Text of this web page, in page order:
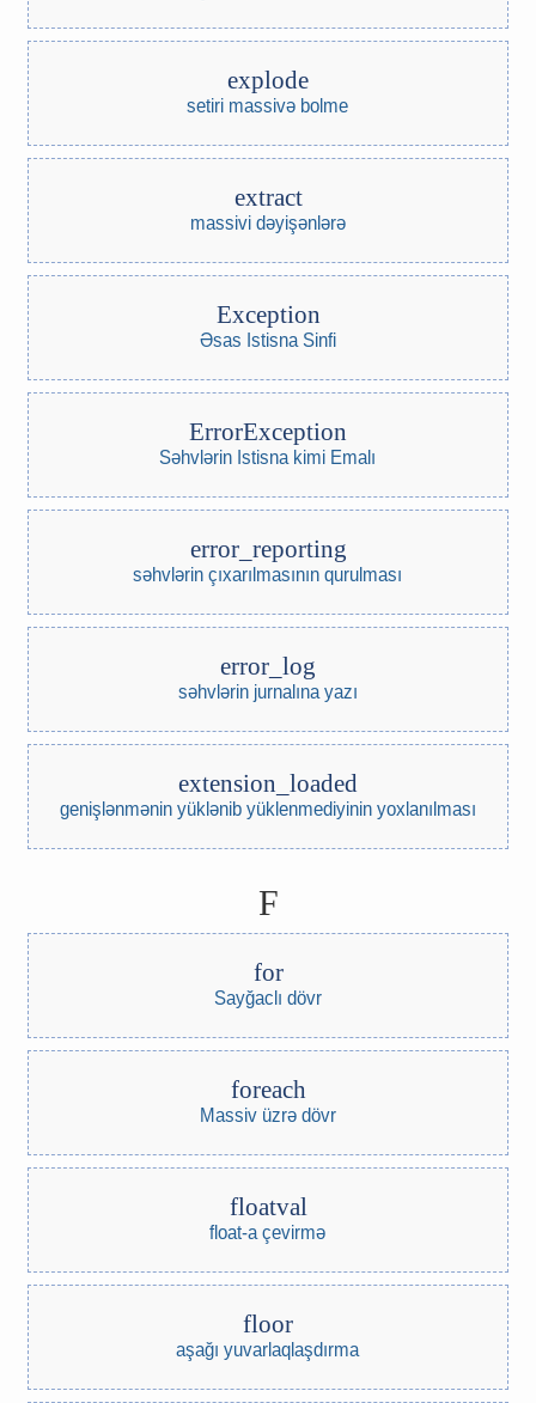
explode
setiri massivə bolme
extract
massivi dəyişənlərə
Exception
Əsas Istisna Sinfi
ErrorException
Səhvlərin Istisna kimi Emalı
error_reporting
səhvlərin çıxarılmasının qurulması
error_log
səhvlərin jurnalına yazı
extension_loaded
genişlənmənin yüklənib yüklenmediyinin yoxlanılması
F
for
Sayğaclı dövr
foreach
Massiv üzrə dövr
floatval
float-a çevirmə
floor
aşağı yuvarlaqlaşdırma